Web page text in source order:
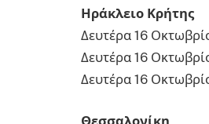
Ηράκλειο Κρήτης
Δευτέρα 16
Δευτέρα 16
Δευτέρα 16